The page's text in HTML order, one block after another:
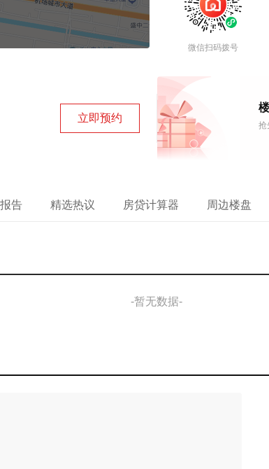
微信扫码拨号
立即预约
抢
告 精选热议 房贷计算器 周边楼盘
-暂无数据-